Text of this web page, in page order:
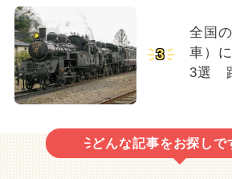
3
全国
車）
3選
どんな記事をお探しで